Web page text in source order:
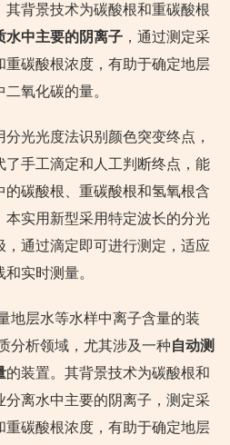
背景技术为碳酸根和重碳酸根
水中主要的阴离子 ，通过测定采
碳酸根浓度，有助于确定地层
氧化碳的量。
光光度法识别颜色突变终点，
了手工滴定和人工判断终点，能
碳酸根、重碳酸根和氢氧根含
实用新型采用特定波长的分光
通过滴定即可进行测定，适应
实时测量。
地层水等水样中离子含量的装
分析领域，尤其涉及一种自动测
的装置。其背景技术为碳酸根和
离水中主要的阴离子，测定采
碳酸根浓度，有助于确定地层